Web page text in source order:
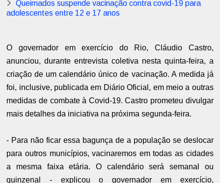
Queimados suspende vacinação contra covid-19 para
adolescentes entre 12 e 17 anos
O governador em exercício do Rio, Cláudio Castro,
anunciou, durante entrevista coletiva nesta quinta-feira, a
criação de um calendário único de vacinação. A medida já
foi, inclusive, publicada em Diário Oficial, em meio a outras
medidas de combate à Covid-19. Castro prometeu divulgar
mais detalhes da iniciativa na próxima segunda-feira.
- Para não ficar essa bagunça de a população se deslocar
para outros municípios, vacinaremos em todas as cidades
a mesma faixa etária. O calendário será semanal ou
quinzenal - explicou o governador em exercício,